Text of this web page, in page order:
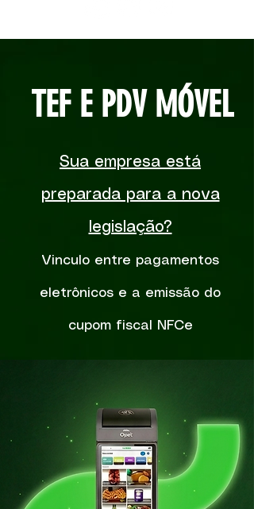
TEF E PDV MÓVEL
Sua empresa está
preparada para a nova
legislação?
Vinculo entre pagamentos
eletrônicos e a emissão do
cupom fiscal NFCe